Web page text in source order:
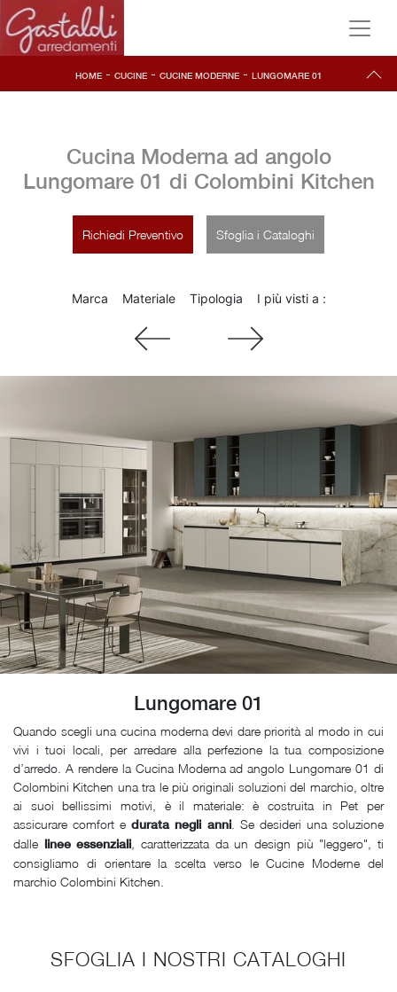
HOME- CUCINE- CUCINE MODERNE - LUNGOMARE 01
Cucina Moderna ad angolo
Lungomare 01 di Colombini Kitchen
Richiedi Preventivo Sfoglia i Cataloghi
Marca Materiale Tipologia I più visti a :
Lungomare 01
Quando scegli una cucina moderna devi dare priorità al modo in cui
vivi i tuoi locali, per arredare alla perfezione la tua composizione
d’arredo. A rendere la Cucina Moderna ad angolo Lungomare 01 di
Colombini Kitchen una tra le più originali soluzioni del marchio, oltre
ai suoi bellissimi motivi, è il materiale: è costruita in Pet per
assicurare comfort edurata negli anni. Se desideri una soluzione
dalle linee essenziali , caratterizzata da un design più "leggero", ti
consigliamo di orientare la scelta verso le Cucine Moderne del
marchio Colombini Kitchen.
SFOGLIA I NOSTRI CATALOGHI